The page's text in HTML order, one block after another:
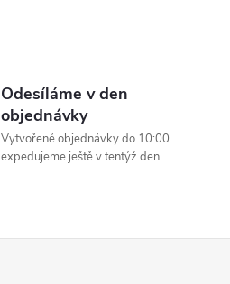
Odesíláme v den
objednávky
Vytvořené objednávky do 10:00
expedujeme ještě v tentýž den